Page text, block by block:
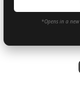
*Opens in a